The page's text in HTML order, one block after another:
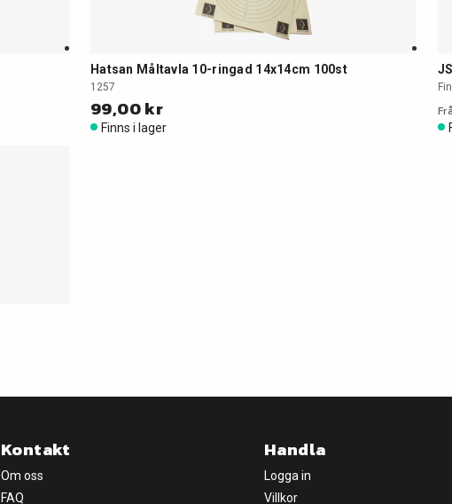
Hatsan Måltavla 10-ringad 14x14cm 100st
1257
99,00 kr
Finns i lager
Kontakt
Om oss
FAQ
Handla
Logga in
Villkor